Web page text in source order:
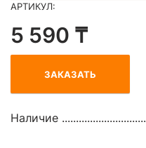
АРТИКУЛ:
5 590 ₸
ЗАКАЗАТЬ
Наличие ..............................